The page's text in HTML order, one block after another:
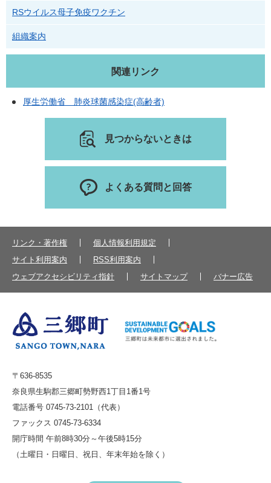
RSウイルス母子免疫ワクチン
組織案内
関連リンク
厚生労働省 肺炎球菌感染症(高齢者)
見つからないときは
よくある質問と回答
リンク・著作権
個人情報利用規定
サイト利用案内
RSS利用案内
ウェブアクセシビリティ指針
サイトマップ バナー広告
〒636-8535
奈良県生駒郡三郷町勢野西1丁目1番1号
電話番号 0745-73-2101（代表）
ファックス 0745-73-6334
開庁時間 午前8時30分～午後5時15分
（土曜日・日曜日、祝日、年末年始を除く）